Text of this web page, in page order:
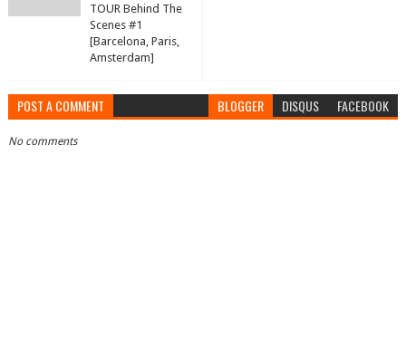
TOUR Behind The
Scenes #1
[Barcelona, Paris,
Amsterdam]
POST A COMMENT BLOGGER DISQUS FACEBOOK
No comments